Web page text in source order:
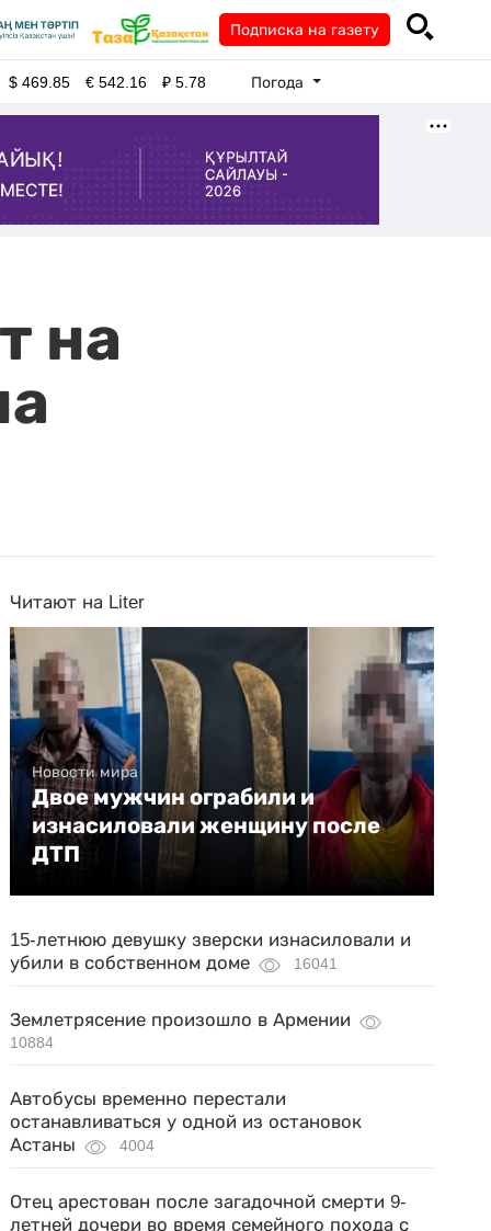
Подписка на газету
$469.85 €542.16 ₽5.78 Погода
на
Читают на Liter
Новости мира
Двое мужчин ограбили и
изнасиловали женщину после
ДТП
15-летнюю девушку зверски изнасиловали и
убили в собственном доме
16041
Землетрясение произошло в Армении
10884
Автобусы временно перестали
останавливаться у одной из остановок
Астаны
4004
Отец арестован после загадочной смерти 9-
летней дочери во время семейного похода с